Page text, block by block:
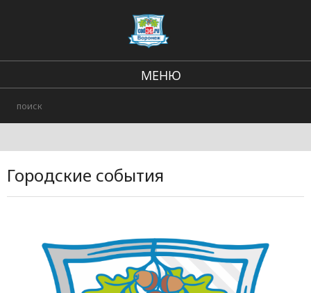
МЕНЮ
Происшествия
Городские события